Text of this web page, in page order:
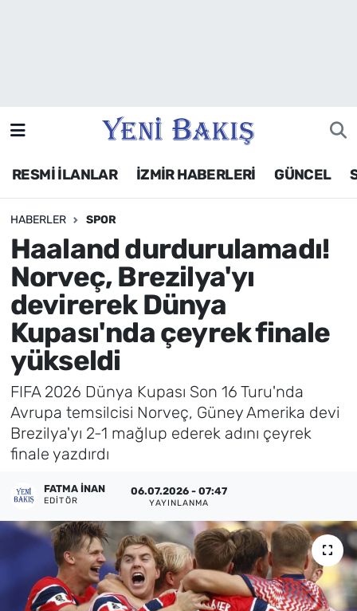
RESMİ İLANLAR İZMİR HABERLERİ GÜNCEL
HABERLER SPOR
Haaland durdurulamadı!
Norveç, Brezilya'yı
devirerek Dünya
Kupası'nda çeyrek finale
yükseldi
FIFA 2026 Dünya Kupası Son 16 Turu'nda
Avrupa temsilcisi Norveç, Güney Amerika devi
Brezilya'yı 2-1 mağlup ederek adını çeyrek
finale yazdırdı
FATMA İNAN
EDITÖR
06.07.2026 - 07:47
YAYINLANMA
Siyaset
Asayiş / Polis-Adliye
Spor
Magazin
Foto Galeri
Künye
İletişim